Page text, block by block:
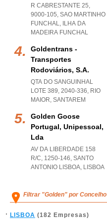
R CABRESTANTE 25,
9000-105, SAO MARTINHO
FUNCHAL, ILHA DA
MADEIRA FUNCHAL
Goldentrans -
Transportes
Rodoviários, S.a.
QTA DO SANGUINHAL
LOTE 389, 2040-336, RIO
MAIOR, SANTAREM
Golden Goose
Portugal, Unipessoal,
Lda
AV DA LIBERDADE 158
R/C, 1250-146, SANTO
ANTONIO LISBOA, LISBOA
Filtrar "Golden" por Concelho
LISBOA (182 Empresas)